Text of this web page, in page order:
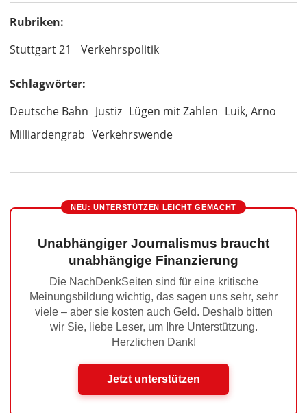
Rubriken:
Stuttgart 21
Verkehrspolitik
Schlagwörter:
Deutsche Bahn Justiz Lügen mit Zahlen Luik, Arno
Milliardengrab Verkehrswende
NEU: UNTERSTÜTZEN LEICHT GEMACHT
Unabhängiger Journalismus braucht
unabhängige Finanzierung
Die NachDenkSeiten sind für eine kritische
Meinungsbildung wichtig, das sagen uns sehr, sehr
viele – aber sie kosten auch Geld. Deshalb bitten
wir Sie, liebe Leser, um Ihre Unterstützung.
Herzlichen Dank!
Jetzt unterstützen